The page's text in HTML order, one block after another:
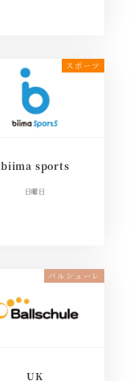
biima sports
日曜日
UK